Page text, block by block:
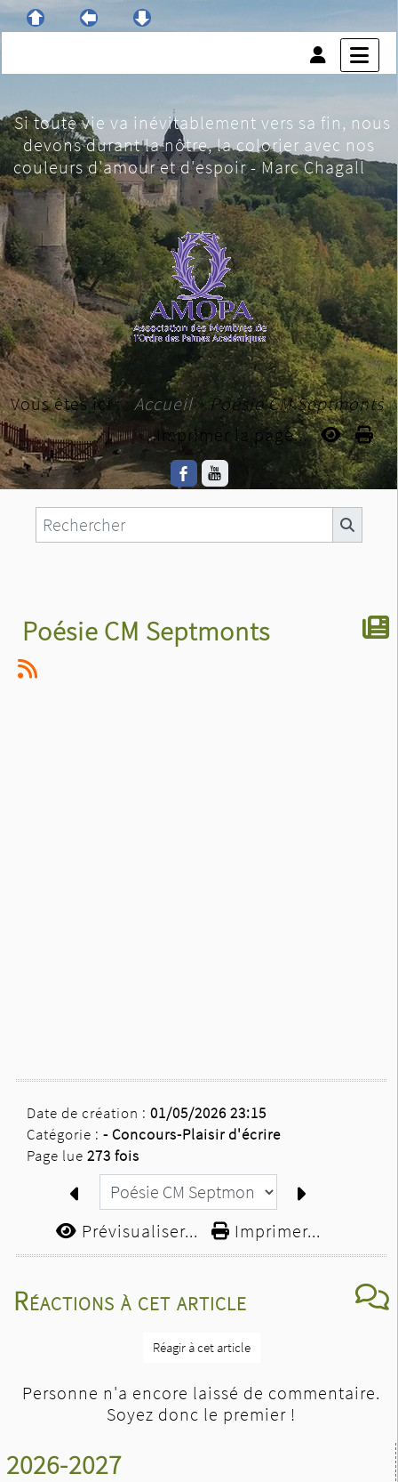
Si toute vie va inévitablement vers sa fin, nous
devons durant la nôtre, la colorier avec nos
couleurs d'amour et d'espoir - Marc Chagall
Vous êtes ici : Accueil»Poésie CM Septmonts
Imprimer la page...
2026-2027
Poésie CM Septmonts
Date de création : 01/05/2026 23:15
Catégorie : -Concours-Plaisir d'écrire
Page lue 273 fois
Prévisualiser... Imprimer...
Réactions à cet article
Réagir à cet article
Personne n'a encore laissé de commentaire.
Soyez donc le premier !